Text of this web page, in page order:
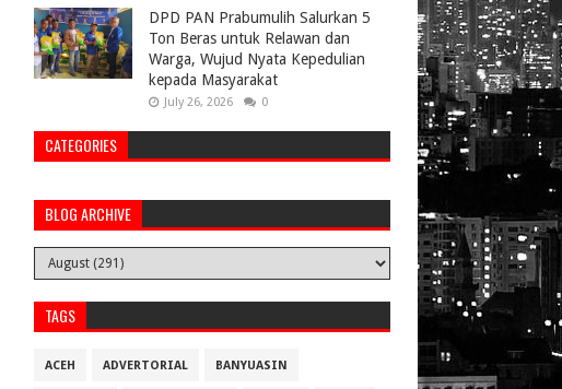
DPD PAN Prabumulih Salurkan 5
Ton Beras untuk Relawan dan
Warga, Wujud Nyata Kepedulian
kepada Masyarakat
July 26, 2026 0
CATEGORIES
BLOG ARCHIVE
TAGS
ACEH ADVERTORIAL BANYUASIN